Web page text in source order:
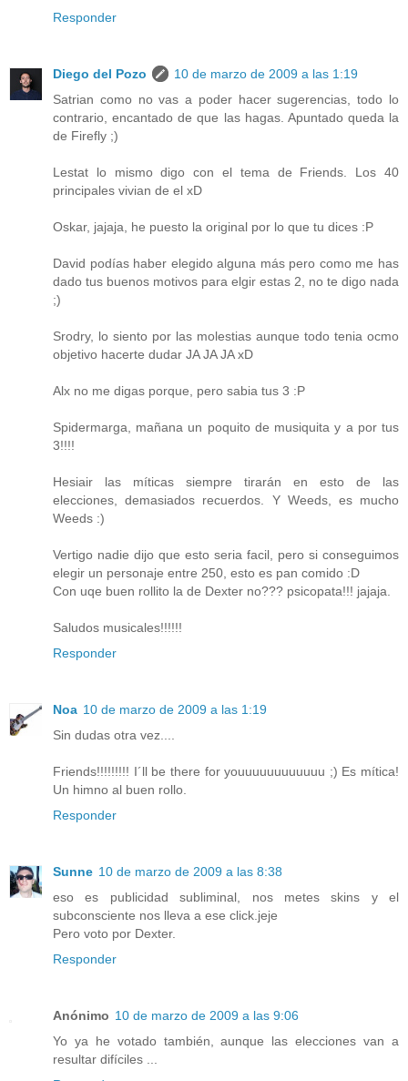
Responder
Diego del Pozo
10 de marzo de 2009 a las 1:19
Satrian como no vas a poder hacer sugerencias, todo lo
contrario, encantado de que las hagas. Apuntado queda la
de Firefly ;)
Lestat lo mismo digo con el tema de Friends. Los 40
principales vivian de el xD
Oskar, jajaja, he puesto la original por lo que tu dices :P
David podías haber elegido alguna más pero como me has
dado tus buenos motivos para elgir estas 2, no te digo nada
;)
Srodry, lo siento por las molestias aunque todo tenia ocmo
objetivo hacerte dudar JA JA JA xD
Alx no me digas porque, pero sabia tus 3 :P
Spidermarga, mañana un poquito de musiquita y a por tus
3!!!!
Hesiair las míticas siempre tirarán en esto de las
elecciones, demasiados recuerdos. Y Weeds, es mucho
Weeds :)
Vertigo nadie dijo que esto seria facil, pero si conseguimos
elegir un personaje entre 250, esto es pan comido :D
Con uqe buen rollito la de Dexter no??? psicopata!!! jajaja.
Saludos musicales!!!!!!
Responder
Noa 10 de marzo de 2009 a las 1:19
Sin dudas otra vez....
Friends!!!!!!!!! I´ll be there for youuuuuuuuuuuu ;) Es mítica!
Un himno al buen rollo.
Responder
Sunne 10 de marzo de 2009 a las 8:38
eso es publicidad subliminal, nos metes skins y el
subconsciente nos lleva a ese click.jeje
Pero voto por Dexter.
Responder
Anónimo 10 de marzo de 2009 a las 9:06
Yo ya he votado también, aunque las elecciones van a
resultar difíciles ...